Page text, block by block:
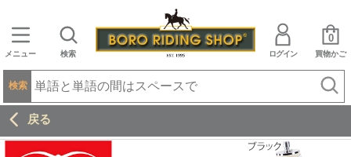
メニュー 検索 ログイン 買物かご
0
検索
戻る